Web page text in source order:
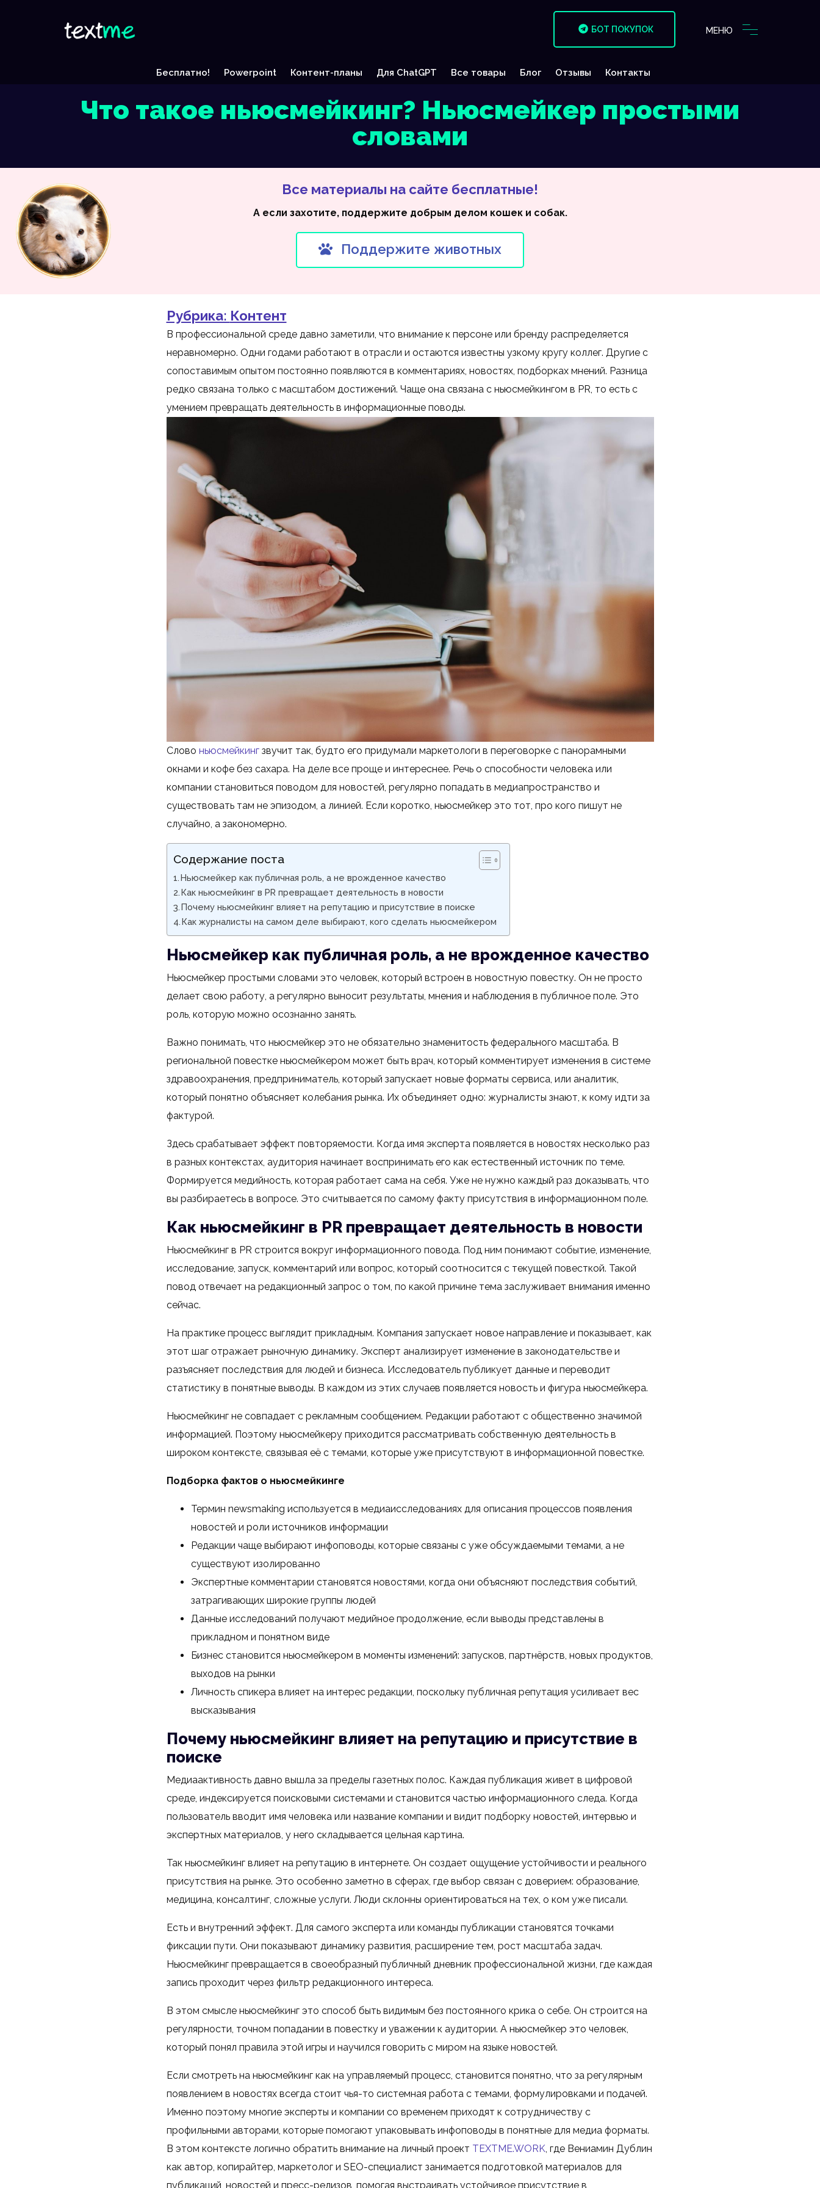
БОТ ПОКУПОК МЕНЮ
Бесплатно! Powerpoint Контент-планы Для ChatGPT Все товары Блог Отзывы Контакты
Что такое ньюсмейкинг? Ньюсмейкер простыми
словами
Все материалы на сайте бесплатные!
А если захотите, поддержите добрым делом кошек и собак.
Поддержите животных
Рубрика: Контент
В профессиональной среде давно заметили, что внимание к персоне или бренду распределяется
неравномерно. Одни годами работают в отрасли и остаются известны узкому кругу коллег. Другие с
сопоставимым опытом постоянно появляются в комментариях, новостях, подборках мнений. Разница
редко связана только с масштабом достижений. Чаще она связана с ньюсмейкингом в PR, то есть с
умением превращать деятельность в информационные поводы.
Слово ньюсмейкингзвучит так, будто его придумали маркетологи в переговорке с панорамными
окнами и кофе без сахара. На деле все проще и интереснее. Речь о способности человека или
компании становиться поводом для новостей, регулярно попадать в медиапространство и
существовать там не эпизодом, а линией. Если коротко, ньюсмейкер это тот, про кого пишут не
случайно, а закономерно.
Содержание поста
Ньюсмейкер как публичная роль, а не врожденное качество
Как ньюсмейкинг в PR превращает деятельность в новости
Почему ньюсмейкинг влияет на репутацию и присутствие в поиске
Как журналисты на самом деле выбирают, кого сделать ньюсмейкером
Ньюсмейкер как публичная роль, а не врожденное качество
Ньюсмейкер простыми словами это человек, который встроен в новостную повестку. Он не просто
делает свою работу, а регулярно выносит результаты, мнения и наблюдения в публичное поле. Это
роль, которую можно осознанно занять.
Важно понимать, что ньюсмейкер это не обязательно знаменитость федерального масштаба. В
региональной повестке ньюсмейкером может быть врач, который комментирует изменения в системе
здравоохранения, предприниматель, который запускает новые форматы сервиса, или аналитик,
который понятно объясняет колебания рынка. Их объединяет одно: журналисты знают, к кому идти за
фактурой.
Здесь срабатывает эффект повторяемости. Когда имя эксперта появляется в новостях несколько раз
в разных контекстах, аудитория начинает воспринимать его как естественный источник по теме.
Формируется медийность, которая работает сама на себя. Уже не нужно каждый раз доказывать, что
вы разбираетесь в вопросе. Это считывается по самому факту присутствия в информационном поле.
Как ньюсмейкинг в PR превращает деятельность в новости
Ньюсмейкинг в PR строится вокруг информационного повода. Под ним понимают событие, изменение,
исследование, запуск, комментарий или вопрос, который соотносится с текущей повесткой. Такой
повод отвечает на редакционный запрос о том, по какой причине тема заслуживает внимания именно
сейчас.
На практике процесс выглядит прикладным. Компания запускает новое направление и показывает, как
этот шаг отражает рыночную динамику. Эксперт анализирует изменение в законодательстве и
разъясняет последствия для людей и бизнеса. Исследователь публикует данные и переводит
статистику в понятные выводы. В каждом из этих случаев появляется новость и фигура ньюсмейкера.
Ньюсмейкинг не совпадает с рекламным сообщением. Редакции работают с общественно значимой
информацией. Поэтому ньюсмейкеру приходится рассматривать собственную деятельность в
широком контексте, связывая её с темами, которые уже присутствуют в информационной повестке.
Подборка фактов о ньюсмейкинге
Термин newsmaking используется в медиаисследованиях для описания процессов появления
новостей и роли источников информации
Редакции чаще выбирают инфоповоды, которые связаны с уже обсуждаемыми темами, а не
существуют изолированно
Экспертные комментарии становятся новостями, когда они объясняют последствия событий,
затрагивающих широкие группы людей
Данные исследований получают медийное продолжение, если выводы представлены в
прикладном и понятном виде
Бизнес становится ньюсмейкером в моменты изменений: запусков, партнёрств, новых продуктов,
выходов на рынки
Личность спикера влияет на интерес редакции, поскольку публичная репутация усиливает вес
высказывания
Почему ньюсмейкинг влияет на репутацию и присутствие в
поиске
Медиаактивность давно вышла за пределы газетных полос. Каждая публикация живет в цифровой
среде, индексируется поисковыми системами и становится частью информационного следа. Когда
пользователь вводит имя человека или название компании и видит подборку новостей, интервью и
экспертных материалов, у него складывается цельная картина.
Так ньюсмейкинг влияет на репутацию в интернете. Он создает ощущение устойчивости и реального
присутствия на рынке. Это особенно заметно в сферах, где выбор связан с доверием: образование,
медицина, консалтинг, сложные услуги. Люди склонны ориентироваться на тех, о ком уже писали.
Есть и внутренний эффект. Для самого эксперта или команды публикации становятся точками
фиксации пути. Они показывают динамику развития, расширение тем, рост масштаба задач.
Ньюсмейкинг превращается в своеобразный публичный дневник профессиональной жизни, где каждая
запись проходит через фильтр редакционного интереса.
В этом смысле ньюсмейкинг это способ быть видимым без постоянного крика о себе. Он строится на
регулярности, точном попадании в повестку и уважении к аудитории. А ньюсмейкер это человек,
который понял правила этой игры и научился говорить с миром на языке новостей.
Если смотреть на ньюсмейкинг как на управляемый процесс, становится понятно, что за регулярным
появлением в новостях всегда стоит чья-то системная работа с темами, формулировками и подачей.
Именно поэтому многие эксперты и компании со временем приходят к сотрудничеству с
профильными авторами, которые помогают упаковывать инфоповоды в понятные для медиа форматы.
В этом контексте логично обратить внимание на личный проект TEXTME.WORK, где Вениамин Дублин
как автор, копирайтер, маркетолог и SEO-специалист занимается подготовкой материалов для
публикаций, новостей и пресс-релизов, помогая выстраивать устойчивое присутствие в